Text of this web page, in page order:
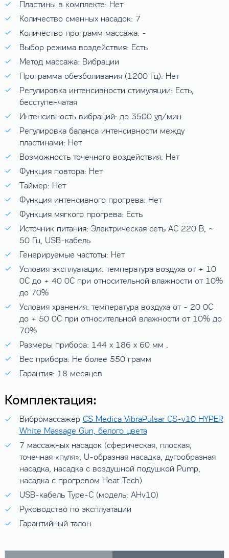
Пластины в комплекте: Нет
Количество сменных насадок: 7
Количество программ массажа: -
Выбор режима воздействия: Есть
Метод массажа: Вибрации
Программа обезболивания (1200 Гц): Нет
Регулировка интенсивности стимуляции: Есть,
бесступенчатая
Интенсивность вибраций: до 3500 уд/мин
Регулировка баланса интенсивности между
пластинами: Нет
Возможность точечного воздействия: Нет
Функция повтора: Нет
Таймер: Нет
Функция интенсивного прогрева: Нет
Функция мягкого прогрева: Есть
Источник питания: Электрическая сеть АС 220 В, ~
50 Гц, USB-кабель
Генерируемые частоты: Нет
Условия эксплуатации: температура воздуха от + 10
0C до + 40 0C при относительной влажности от 10%
до 70%
Условия хранения: температура воздуха от - 20 0C
до + 50 0C при относительной влажности от 10% до
70%
Размеры прибора: 144 х 186 х 60 мм .
Вес прибора: Не более 550 грамм
Гарантия: 18 месяцев
Комплектация:
Вибромассажер CS Medica VibraPulsar CS-v10 HYPER
White Massage Gun, белого цвета
7 массажных насадок (сферическая, плоская,
точечная «пуля», U-образная насадка, дугообразная
насадка, насадка с воздушной подушкой Pump,
насадка с прогревом Heat Tech)
USB-кабель Type-C (модель: AHv10)
Руководство по эксплуатации
Гарантийный талон